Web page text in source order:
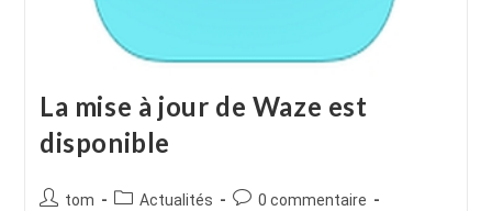
La mise à jour de Waze est
disponible
Auteur/autrice
tom
PostActualités
Commentaires
0 commentaire